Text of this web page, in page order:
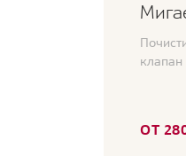
клапан
ОТ